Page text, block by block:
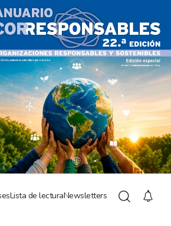
Lista de lecturaNewsletters